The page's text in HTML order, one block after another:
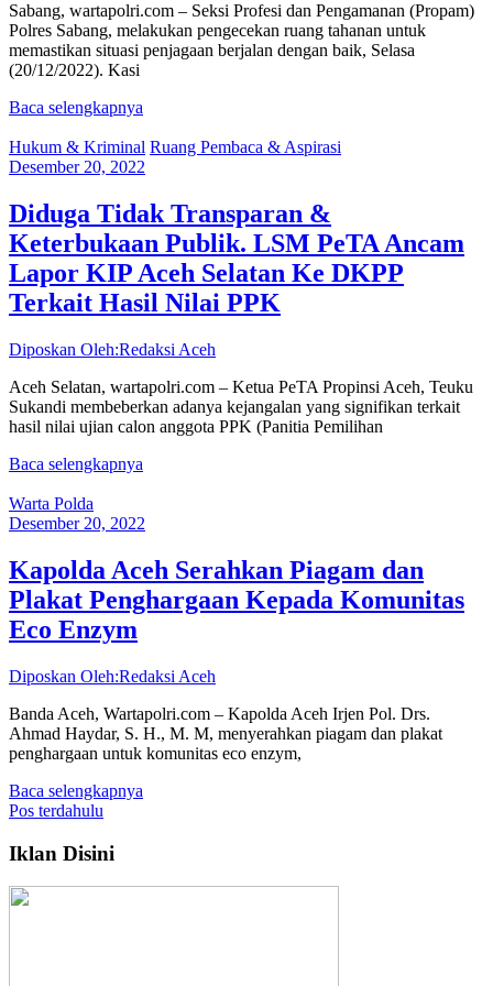
Sabang, wartapolri.com – Seksi Profesi dan Pengamanan (Propam)
Polres Sabang, melakukan pengecekan ruang tahanan untuk
memastikan situasi penjagaan berjalan dengan baik, Selasa
(20/12/2022). Kasi
Baca selengkapnya
Hukum & Kriminal Ruang Pembaca & Aspirasi
Desember 20, 2022
Diduga Tidak Transparan &
Keterbukaan Publik. LSM PeTA Ancam
Lapor KIP Aceh Selatan Ke DKPP
Terkait Hasil Nilai PPK
Diposkan Oleh:Redaksi Aceh
Aceh Selatan, wartapolri.com – Ketua PeTA Propinsi Aceh, Teuku
Sukandi membeberkan adanya kejangalan yang signifikan terkait
hasil nilai ujian calon anggota PPK (Panitia Pemilihan
Baca selengkapnya
Warta Polda
Desember 20, 2022
Kapolda Aceh Serahkan Piagam dan
Plakat Penghargaan Kepada Komunitas
Eco Enzym
Diposkan Oleh:Redaksi Aceh
Banda Aceh, Wartapolri.com – Kapolda Aceh Irjen Pol. Drs.
Ahmad Haydar, S. H., M. M, menyerahkan piagam dan plakat
penghargaan untuk komunitas eco enzym,
Baca selengkapnya
Navigasi
Pos terdahulu
Iklan Disini